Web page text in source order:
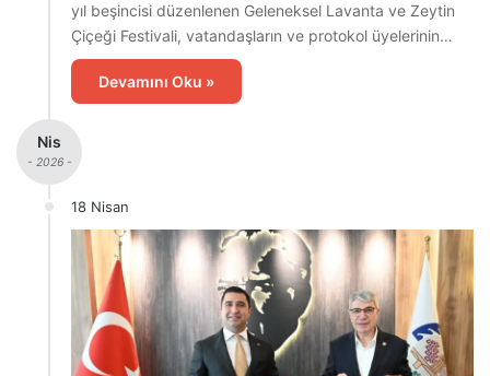
yıl beşincisi düzenlenen Geleneksel Lavanta ve Zeytin
Çiçeği Festivali, vatandaşların ve protokol üyelerinin…
Devamını Oku »
Nis
- 2026 -
18 Nisan